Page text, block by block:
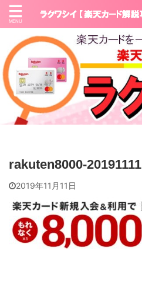
rakuten8000-20191111
2019年11月11日